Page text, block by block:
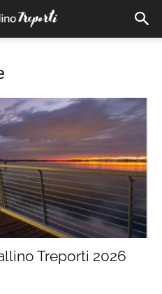
Treporti 2026